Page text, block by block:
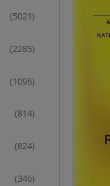
(5021)
(2285)
(1096)
(814)
(824)
(346)